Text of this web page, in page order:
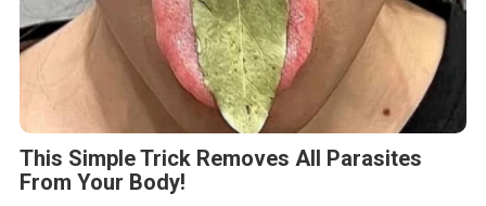
This Simple Trick Removes All Parasites
From Your Body!